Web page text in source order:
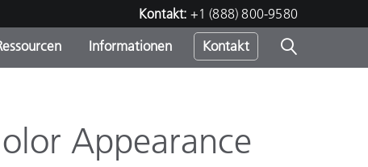
Kontakt: +1 (888) 800-9580
Informationen Kontakt
Appearance